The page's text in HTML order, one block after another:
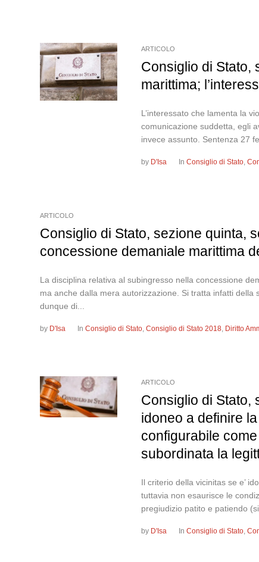
ARTICOLO
Consiglio di Stato,
marittima;
L’interessato che lamenta la
comunicazione suddetta, egli
invece assunto. Sentenza 27
by D'Isa InConsiglio di Stato,
ARTICOLO
Consiglio di Stato, sezione quinta,
concessione demaniale marittima
La disciplina relativa al subingresso nella concessione
ma anche dalla mera autorizzazione. Si tratta infatti
dunque di...
by D'Isa InConsiglio di Stato,Consiglio di Stato 2018, Diritto
ARTICOLO
Consiglio di Stato,
idoneo a definire
configurabile
subordinata la
Il criterio della vicinitas se e’
tuttavia non esaurisce le
pregiudizio patito e patiendo
by D'Isa InConsiglio di Stato,